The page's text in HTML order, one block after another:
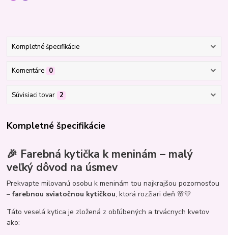
Kompletné špecifikácie
Komentáre 0
Súvisiaci tovar 2
Kompletné špecifikácie
🎉 Farebná kytička k meninám – malý
veľký dôvod na úsmev
Prekvapte milovanú osobu k meninám tou najkrajšou pozornosťou
–farebnou sviatočnou kytičkou, ktorá rozžiari deň 🌸💛
Táto veselá kytica je zložená z obľúbených a trvácnych kvetov
ako: